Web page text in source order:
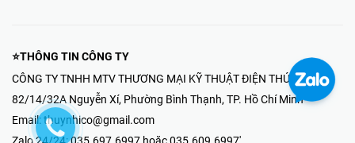
⭐THÔNG TIN CÔNG TY
CÔNG TY TNHH MTV THƯƠNG MẠI KỸ THUẬT ĐIỆN THÚY NHI
82/14/32A Nguyễn Xí, Phường Bình Thạnh, TP. Hồ Chí Minh
Email: thuynhico@gmail.com